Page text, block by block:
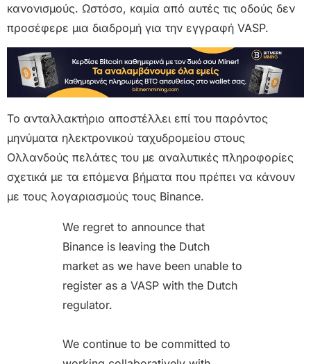
κανονισμούς. Ωστόσο, καμία από αυτές τις οδούς δεν
προσέφερε μια διαδρομή για την εγγραφή VASP.
Το ανταλλακτήριο αποστέλλει επί του παρόντος
μηνύματα ηλεκτρονικού ταχυδρομείου στους
Ολλανδούς πελάτες του με αναλυτικές πληροφορίες
σχετικά με τα επόμενα βήματα που πρέπει να κάνουν
με τους λογαριασμούς τους Binance.
We regret to announce that
Binance is leaving the Dutch
market as we have been unable to
register as a VASP with the Dutch
regulator.
We continue to be committed to